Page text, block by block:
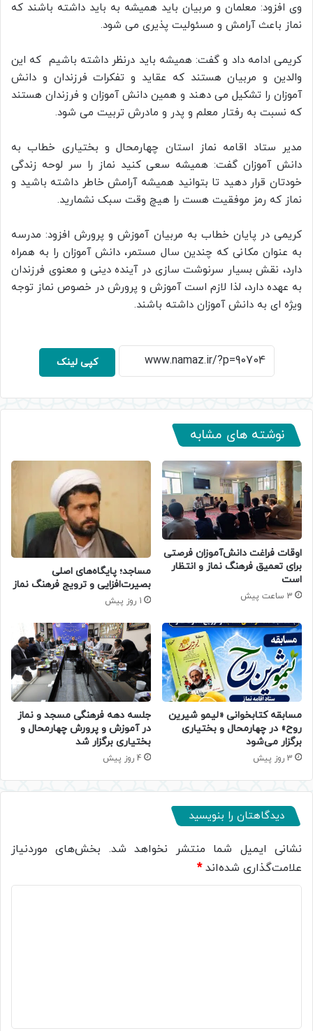
وی افزود: معلمان و مربیان باید همیشه به باید داشته باشند که
نماز باعث آرامش و مسئولیت پذیری می شود.
کریمی ادامه داد و گفت: همیشه باید درنظر داشته باشیم که این
والدین و مربیان هستند که عقاید و تفکرات فرزندان و دانش
آموزان را تشکیل می دهند و همین دانش آموزان و فرزندان هستند
که نسبت به رفتار معلم و پدر و مادرش تربیت می شود.
مدیر ستاد اقامه نماز استان چهارمحال و بختیاری خطاب به
دانش آموزان گفت: همیشه سعی کنید نماز را سر لوحه زندگی
خودتان قرار دهید تا بتوانید همیشه آرامش خاطر داشته باشید و
نماز که رمز موفقیت هست را هیچ وقت سبک نشمارید.
کریمی در پایان خطاب به مربیان آموزش و پرورش افزود: مدرسه
به عنوان مکانی که چندین سال مستمر، دانش آموزان را به همراه
دارد، نقش بسیار سرنوشت سازی در آینده دینی و معنوی فرزندان
به عهده دارد، لذا لازم است آموزش و پرورش در خصوص نماز توجه
ویژه ای به دانش آموزان داشته باشند.
کپی لینک
نوشته های مشابه
اوقات فراغت دانش‌آموزان فرصتی
برای تعمیق فرهنگ نماز و انتظار
است
3 ساعت پیش
​مساجد؛ پایگاه‌های اصلی
بصیرت‌افزایی و ترویج فرهنگ نماز
1 روز پیش
مسابقه کتابخوانی «لیمو شیرین
روح» در چهارمحال و بختیاری
برگزار می‌شود
3 روز پیش
جلسه دهه فرهنگی مسجد و نماز
در آموزش و پرورش چهارمحال و
بختیاری برگزار شد
4 روز پیش
دیدگاهتان را بنویسید
نشانی ایمیل شما منتشر نخواهد شد. بخش‌های موردنیاز
علامت‌گذاری شده‌اند*